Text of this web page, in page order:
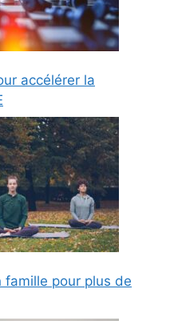
accélérer la
pour plus de